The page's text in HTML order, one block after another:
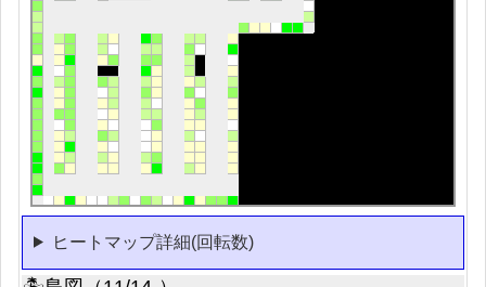
ヒートマップ詳細(回転数)